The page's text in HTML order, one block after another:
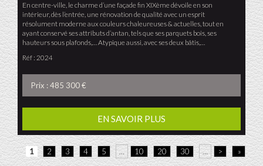
En centre-ville, le charme d’une façade fin XIXème dévoile en son
intérieur, dès l’entrée, une rénovation de qualité avec un esprit
résolument moderne aux couleurs chaleureuses & actuelles, tout en
ayant conservé ses attributs d’antan, tels que ses parquets bois, ses
hauteurs sous plafonds,… Atypique aussi, avec ses deux bâtis,…
Réf : 2024
Prix : 485 300 €
EN SAVOIR PLUS
1 2 3 4 5 … 10 20 30 … > »